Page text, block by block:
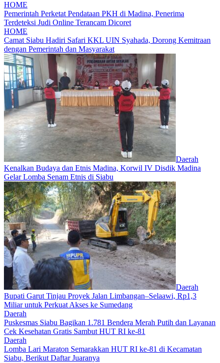
HOME
Pemerintah Perketat Pendataan PKH di Madina, Penerima
Terdeteksi Judi Online Terancam Dicoret
HOME
Camat Siabu Hadiri Safari KKL UIN Syahada, Dorong Kemitraan
dengan Pemerintah dan Masyarakat
Daerah
Kenalkan Budaya dan Etnis Madina, Korwil IV Disdik Madina
Gelar Lomba Senam Etnis di Siabu
Daerah
Bupati Garut Tinjau Proyek Jalan Limbangan–Selaawi, Rp1,3
Miliar untuk Perkuat Akses ke Sumedang
Daerah
Puskesmas Siabu Bagikan 1.781 Bendera Merah Putih dan Layanan
Cek Kesehatan Gratis Sambut HUT RI ke-81
Daerah
Lomba Lari Maraton Semarakkan HUT RI ke-81 di Kecamatan
Siabu, Berikut Daftar Juaranya